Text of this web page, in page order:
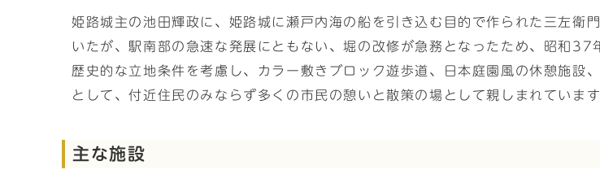
姫路城主の池田輝政に、姫路城に瀬戸内海の船を引き込む目的で作られた三左衛
いたが、駅南部の急速な発展にともない、堀の改修が急務となったため、昭和
歴史的な立地条件を考慮し、カラー敷きブロック遊歩道、日本庭園風の休憩施設
として、付近住民のみならず多くの市民の憩いと散策の場として親しまれています
主な施設